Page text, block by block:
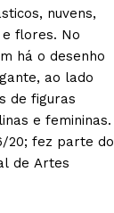
nuvens,
flores. No
há o desenho
ao lado
de figuras
e femininas.
20; fez parte do
de Artes